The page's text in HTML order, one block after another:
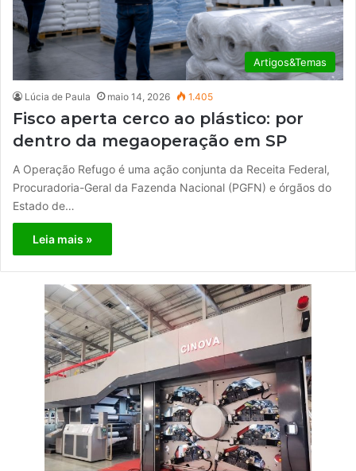
Artigos&Temas
Lúcia de Paula maio 14, 2026 1.405
Fisco aperta cerco ao plástico: por
dentro da megaoperação em SP
A Operação Refugo é uma ação conjunta da Receita Federal,
Procuradoria-Geral da Fazenda Nacional (PGFN) e órgãos do
Estado de…
Leia mais »